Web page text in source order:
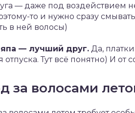
— даже под воздействием
то и нужно сразу
в ней волосы)
— лучший друг. Да,
отпуска. Тут всё понятно) И
за волосами